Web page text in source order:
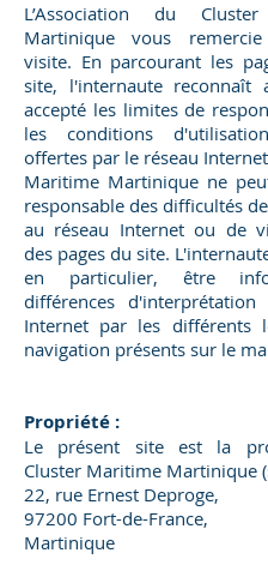
L’Association du
Martinique vous
visite. En parcourant les
site, l'internaute
accepté les limites de
les conditions
offertes par le réseau
Maritime Martinique ne
responsable des difficultés
au réseau Internet ou de
des pages du site.
en particulier, être
différences d'interprétation
Internet par les différents
navigation présents sur le
Propriété :
Le présent site est la
Cluster Maritime Martinique
22, rue Ernest Deproge,
97200 Fort-de-France,
Martinique